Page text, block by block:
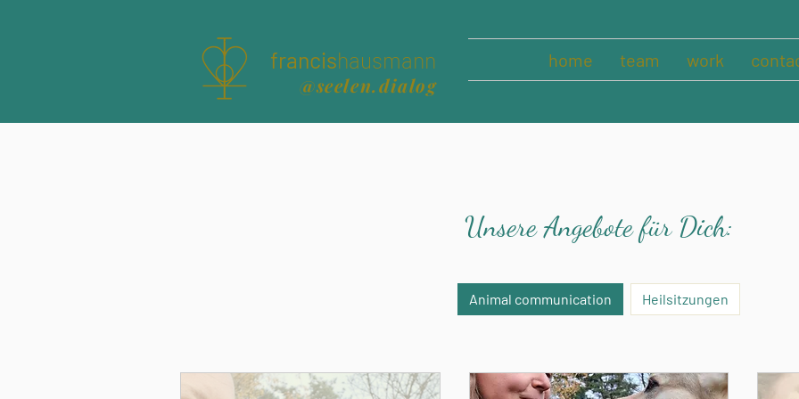
francishausmann home team work
@seelen.dialog
Unsere Angebote für Dich:
Animal communication Heilsitzungen